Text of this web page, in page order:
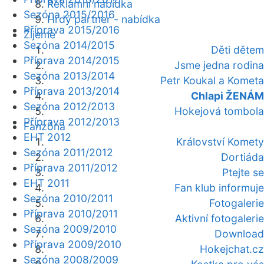
Reklamní nabídka
Hrdý partner - nabídka
Žijeme
Děti dětem
Jsme jedna rodina
Petr Koukal a Kometa
Chlapi ŽENÁM
Hokejová tombola
Fanzóna
Království Komety
Dortiáda
Ptejte se
Fan klub informuje
Fotogalerie
Aktivní fotogalerie
Download
Hokejchat.cz
Sezóna 2015/2016
Příprava 2015/2016
Sezóna 2014/2015
Příprava 2014/2015
Sezóna 2013/2014
Příprava 2013/2014
Sezóna 2012/2013
Příprava 2012/2013
EHT 2012
Sezóna 2011/2012
Příprava 2011/2012
EHT 2011
Sezóna 2010/2011
Příprava 2010/2011
Sezóna 2009/2010
Příprava 2009/2010
Sezóna 2008/2009